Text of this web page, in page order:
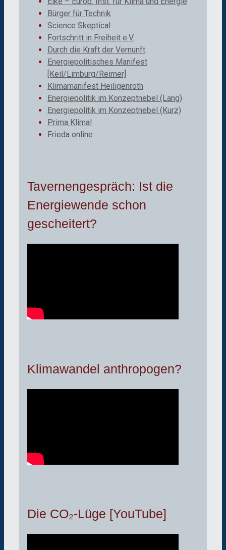
Bürger für Technik
Science Skeptical
Fortschritt in Freiheit e.V.
Durch die Kraft der Vernunft
Energiepolitisches Manifest
[Keil/Limburg/Reimer]
Klimamanifest Heiligenroth
Energiepolitik im Konzeptnebel (Lang)
Energiepolitik im Konzeptnebel (Kurz)
Prima Klima!
Frieda online
Tavernengespräch: Ist die
Energiewende schon
gescheitert?
Klimawandel anthropogen?
Die CO₂-Lüge [YouTube]